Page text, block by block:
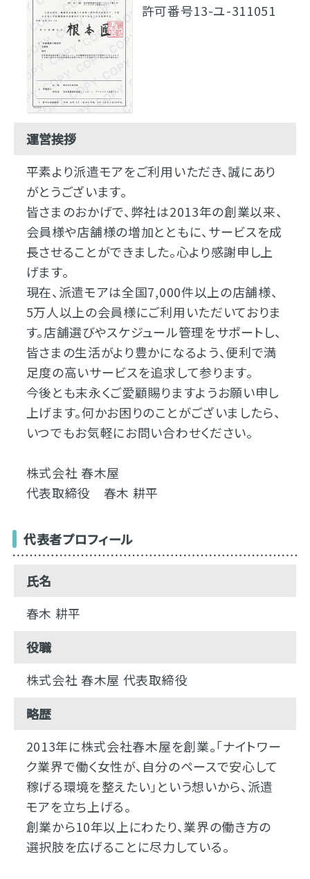
許可番号13-ユ-311051
運営挨拶
平素より派遣モアをご利用いただき、誠にあり
がとうございます。
皆さまのおかげで、弊社は2013年の創業以来、
会員様や店舗様の増加とともに、サービスを成
長させることができました。心より感謝申し上
げます。
現在、派遣モアは全国7,000件以上の店舗様、
5万人以上の会員様にご利用いただいておりま
す。店舗選びやスケジュール管理をサポートし、
皆さまの生活がより豊かになるよう、便利で満
足度の高いサービスを追求して参ります。
今後とも末永くご愛顧賜りますようお願い申し
上げます。何かお困りのことがございましたら、
いつでもお気軽にお問い合わせください。
株式会社 春木屋
代表取締役 春木 耕平
代表者プロフィール
氏名
春木 耕平
役職
株式会社 春木屋 代表取締役
略歴
2013年に株式会社春木屋を創業。「ナイトワー
ク業界で働く女性が、自分のペースで安心して
稼げる環境を整えたい」という想いから、派遣
モアを立ち上げる。
創業から10年以上にわたり、業界の働き方の
選択肢を広げることに尽力している。